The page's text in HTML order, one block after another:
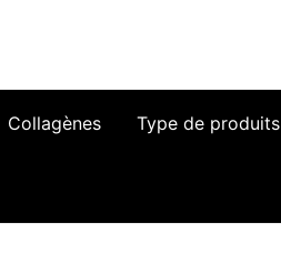
Collagènes Type de produits